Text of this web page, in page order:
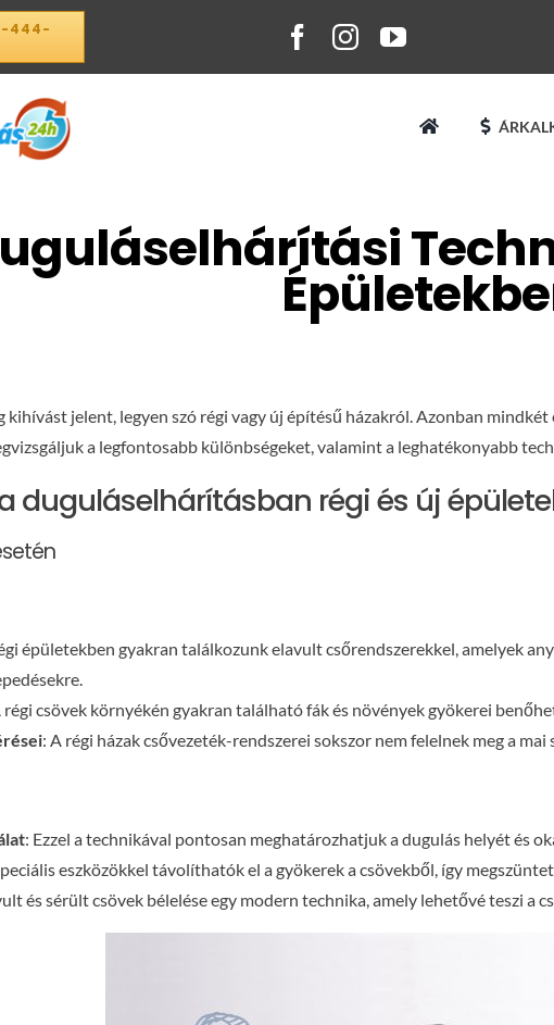
444-
jelent, legyen szó régi vagy új építésű házakról. Azonban
a legfontosabb különbségeket, valamint a leghatékonyabb
duguláselhárításban régi és új
épületekben gyakran találkozunk elavult csőrendszerekkel, amelyek
régi csövek környékén gyakran található fák és növények gyökerei
: A régi házak csővezeték-rendszerei sokszor nem felelnek meg a
: Ezzel a technikával pontosan meghatározhatjuk a dugulás helyét és
eszközökkel távolíthatók el a gyökerek a csövekből, így
és sérült csövek bélelése egy modern technika, amely lehetővé teszi a